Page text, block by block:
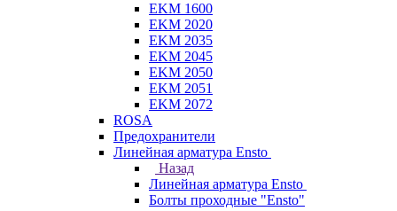
EKM 1600
EKM 2020
EKM 2035
EKM 2045
EKM 2050
EKM 2051
EKM 2072
ROSA
Предохранители
Линейная арматура Ensto
Назад
Линейная арматура Ensto
Болты проходные "Ensto"